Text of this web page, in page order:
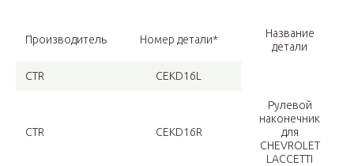
Производитель Номер детали*
Название
детали
CTR CEKD16L
CTR CEKD16R
Рулевой
наконечник
для
CHEVROLET
LACCETTI